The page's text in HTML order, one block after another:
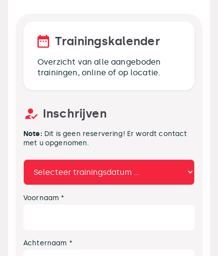
Trainingskalender
Overzicht van alle aangeboden
trainingen, online of op locatie.
Inschrijven
Note: Dit is geen reservering! Er wordt contact
met u opgenomen.
Voornaam *
Achternaam *